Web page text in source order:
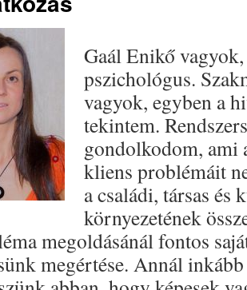
Gaál Enikő
pszichológus.
vagyok, egyben a
tekintem.
gondolkodom, ami
kliens problémáit
a családi, társas és
környezetének
megoldásánál fontos
megértése. Annál